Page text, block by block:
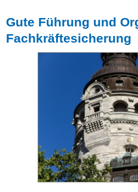
Gute Führung und
Fachkräftesicherung